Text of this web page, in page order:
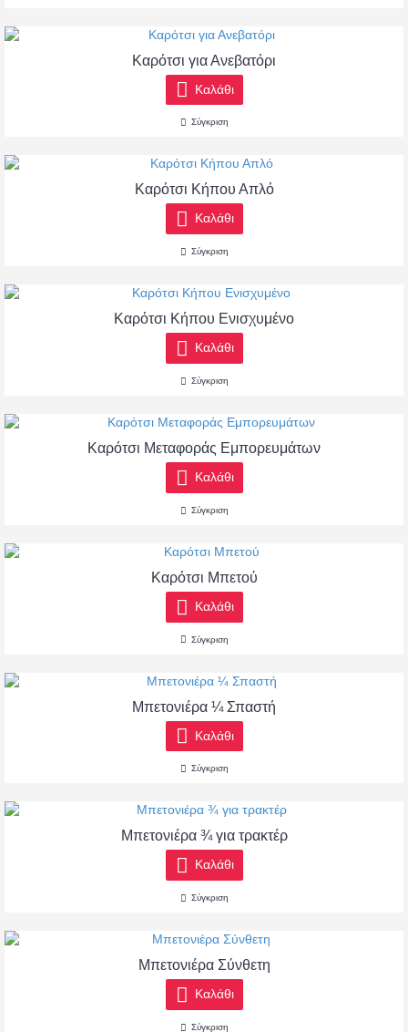
Καρότσι για Ανεβατόρι
Καλάθι
Σύγκριση
Καρότσι Κήπου Απλό
Καλάθι
Σύγκριση
Καρότσι Κήπου Ενισχυμένο
Καλάθι
Σύγκριση
Καρότσι Μεταφοράς Εμπορευμάτων
Καλάθι
Σύγκριση
Καρότσι Μπετού
Καλάθι
Σύγκριση
Μπετονιέρα ¼ Σπαστή
Καλάθι
Σύγκριση
Μπετονιέρα ¾ για τρακτέρ
Καλάθι
Σύγκριση
Μπετονιέρα Σύνθετη
Καλάθι
Σύγκριση